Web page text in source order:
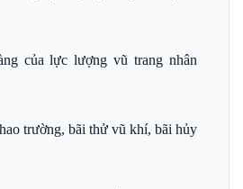
của lực lượng vũ trang nhân
trường, bãi thử vũ khí, bãi hủy